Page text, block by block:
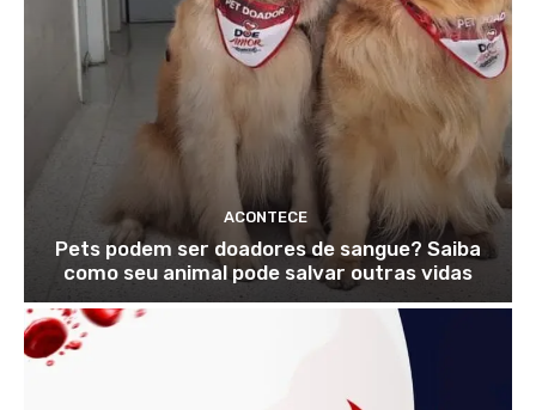
ACONTECE
Pets podem ser doadores de sangue? Saiba
como seu animal pode salvar outras vidas